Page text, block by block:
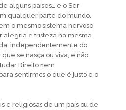
alguns países… e o Ser
qualquer parte do mundo.
o mesmo sistema nervoso
alegria e tristeza na mesma
independentemente do
se nasça ou viva, e não
Direito nem
sentirmos o que é justo e o
e religiosas de um país ou de